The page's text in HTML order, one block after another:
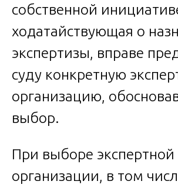
собственной
ходатайствующая о
экспертизы, вправе
суду конкретную
организацию,
выбор.
При выборе экспертной
организации, в том